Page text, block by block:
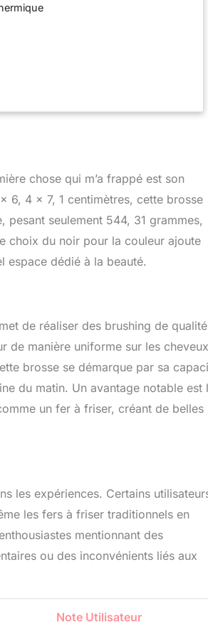
chose qui m’a frappé est son
6, 4 x 7, 1 centimètres, cette brosse
pesant seulement 544, 31 grammes,
choix du noir pour la couleur ajoute
espace dédié à la beauté.
de réaliser des brushing de qualité
de manière uniforme sur les
brosse se démarque par sa
du matin. Un avantage notable est
un fer à friser, créant de belles
les expériences. Certains
les fers à friser traditionnels en
mentionnant des
ou des inconvénients liés aux
Note Utilisateur